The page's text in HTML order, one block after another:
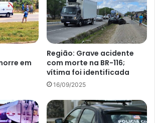
em
Região: Grave acidente
com morte na BR-116;
vítima foi identificada
16/09/2025